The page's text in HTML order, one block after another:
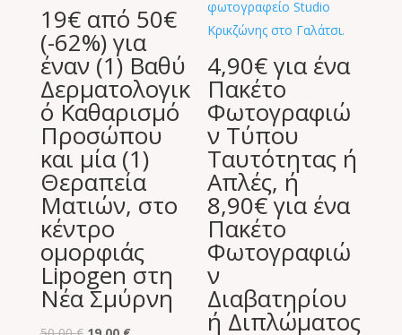
19€ από 50€
(-62%) για
έναν (1) Βαθύ
Δερματολογικ
ό Καθαρισμό
Προσώπου
και μία (1)
Θεραπεία
Ματιών, στο
κέντρο
ομορφιάς
Lipogen στη
Νέα Σμύρνη
4,90€ για ένα
Πακέτο
Φωτογραφιώ
ν Τύπου
Ταυτότητας ή
Απλές, ή
8,90€ για ένα
Πακέτο
Φωτογραφιώ
ν
Διαβατηρίου
ή Διπλώματος